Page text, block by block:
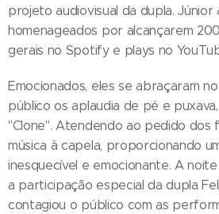
projeto audiovisual da dupla. Júnior
homenageados por alcançarem
gerais no Spotify e plays no
Emocionados, eles se abraçaram
público os aplaudia de pé e
"Clone". Atendendo ao pedido dos
música à capela, proporcionando
inesquecível e emocionante. A
a participação especial da dupla
contagiou o público com as